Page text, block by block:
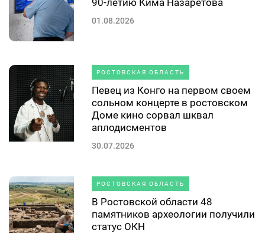
90-летию Кима Назаретова
01.08.2026
РОСТОВСКАЯ ОБЛАСТЬ
Певец из Конго на первом своем
сольном концерте в ростовском
Доме кино сорвал шквал
аплодисментов
30.07.2026
РОСТОВСКАЯ ОБЛАСТЬ
В Ростовской области 48
памятников археологии получили
статус ОКН